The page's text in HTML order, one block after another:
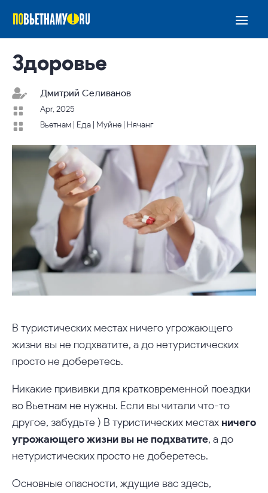
Здоровье
 Дмитрий Селиванов
 Apr, 2025
 Вьетнам Еда Муйне Нячанг
В туристических местах ничего угрожающего
жизни вы не подхватите, а до нетуристических
просто не доберетесь.
Никакие прививки для кратковременной поездки
во Вьетнам не нужны. Если вы читали что-то
другое, забудьте ) В туристических местах ничего
угрожающего жизни вы не подхватите, а до
нетуристических просто не доберетесь.
Основные опасности, ждущие вас здесь,